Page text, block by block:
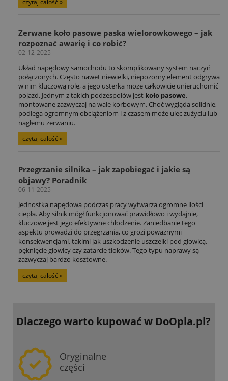
Zerwane koło pasowe paska wielorowkowego – jak
rozpoznać awarię i co robić?
02-12-2025
Układ napędowy samochodu to skomplikowany system naczyń
połączonych. Często nawet niewielki, niepozorny element odgrywa
w nim kluczową rolę, a jego usterka może całkowicie unieruchomić
pojazd. Jednym z takich podzespołów jest koło pasowe,
montowane zazwyczaj na wale korbowym. Choć wygląda solidnie,
podlega ogromnym obciążeniom i z czasem może ulec zużyciu lub
nagłemu zerwaniu.
czytaj całość »
Przegrzanie silnika – jak zapobiegać i jakie są
objawy? Poradnik
06-11-2025
Jednostka napędowa podczas pracy wytwarza ogromne ilości
ciepła. Aby silnik mógł funkcjonować prawidłowo i wydajnie,
kluczowe jest jego efektywne chłodzenie. Zaniedbanie tego
aspektu prowadzi do przegrzania, co grozi poważnymi
konsekwencjami, takimi jak uszkodzenie uszczelki pod głowicą,
pęknięcie głowicy czy zatarcie tłoków. Tego typu naprawy są
zazwyczaj bardzo kosztowne.
czytaj całość »
Dlaczego warto kupowaćw DoOpla.pl?
Oryginalne
części